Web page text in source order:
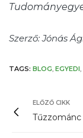
Szerző: Jónás
TAGS: BLOG, EGYEDI,
ELŐZŐ CIKK
Tűzzománc